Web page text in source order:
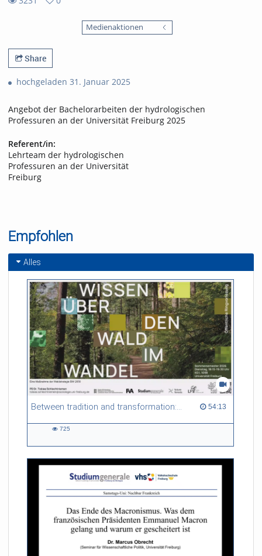
Medienaktionen
Share
hochgeladen 31. Januar 2025
Angebot der Bachelorarbeiten der hydrologischen
Professuren an der Universität Freiburg 2025
Referent/in:
Lehrteam der hydrologischen
Professuren an der Universität
Freiburg
Empfohlen
Alles
Between tradition and transformation: how owners, advisers and institutions co-create knowledge for resilient forests in Europe 54:13
54:13 duration
725